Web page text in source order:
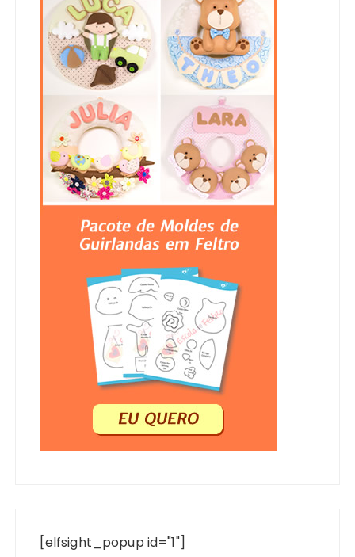
[elfsight_popup id="1"]